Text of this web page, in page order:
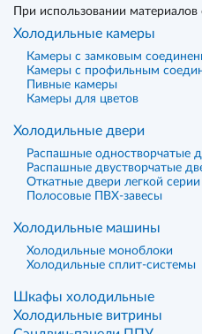
При использовании
Холодильные камеры
Камеры с замковым
Камеры с профильным
Пивные камеры
Камеры для цветов
Холодильные двери
Распашные одностворчатые
Распашные двустворчатые
Откатные двери легкой серии
Полосовые ПВХ-завесы
Холодильные машины
Холодильные моноблоки
Холодильные сплит-системы
Шкафы холодильные
Холодильные витрины